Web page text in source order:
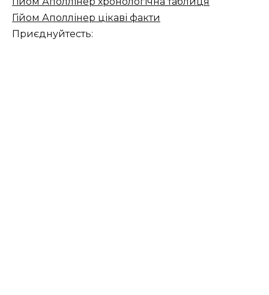
Гійом Аполлінер цікаві факти
Приєднуйтесть: